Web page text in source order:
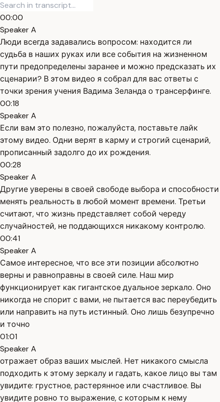
00:00
Speaker A
Люди всегда задавались вопросом: находится ли
судьба в наших руках или все события на жизненном
пути предопределены заранее и можно предсказать их
сценарии? В этом видео я собрал для вас ответы с
точки зрения учения Вадима Зеланда о трансерфинге.
00:18
Speaker A
Если вам это полезно, пожалуйста, поставьте лайк
этому видео. Одни верят в карму и строгий сценарий,
прописанный задолго до их рождения.
00:28
Speaker A
Другие уверены в своей свободе выбора и способности
менять реальность в любой момент времени. Третьи
считают, что жизнь представляет собой череду
случайностей, не поддающихся никакому контролю.
00:41
Speaker A
Самое интересное, что все эти позиции абсолютно
верны и равноправны в своей силе. Наш мир
функционирует как гигантское дуальное зеркало. Оно
никогда не спорит с вами, не пытается вас переубедить
или направить на путь истинный. Оно лишь безупречно
и точно
01:01
Speaker A
отражает образ ваших мыслей. Нет никакого смысла
подходить к этому зеркалу и гадать, какое лицо вы там
увидите: грустное, растерянное или счастливое. Вы
увидите ровно то выражение, с которым к нему